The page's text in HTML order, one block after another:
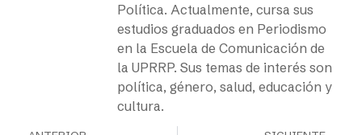
Política. Actualmente, cursa sus
estudios graduados en Periodismo
en la Escuela de Comunicación de
la UPRRP. Sus temas de interés son
política, género, salud, educación y
cultura.